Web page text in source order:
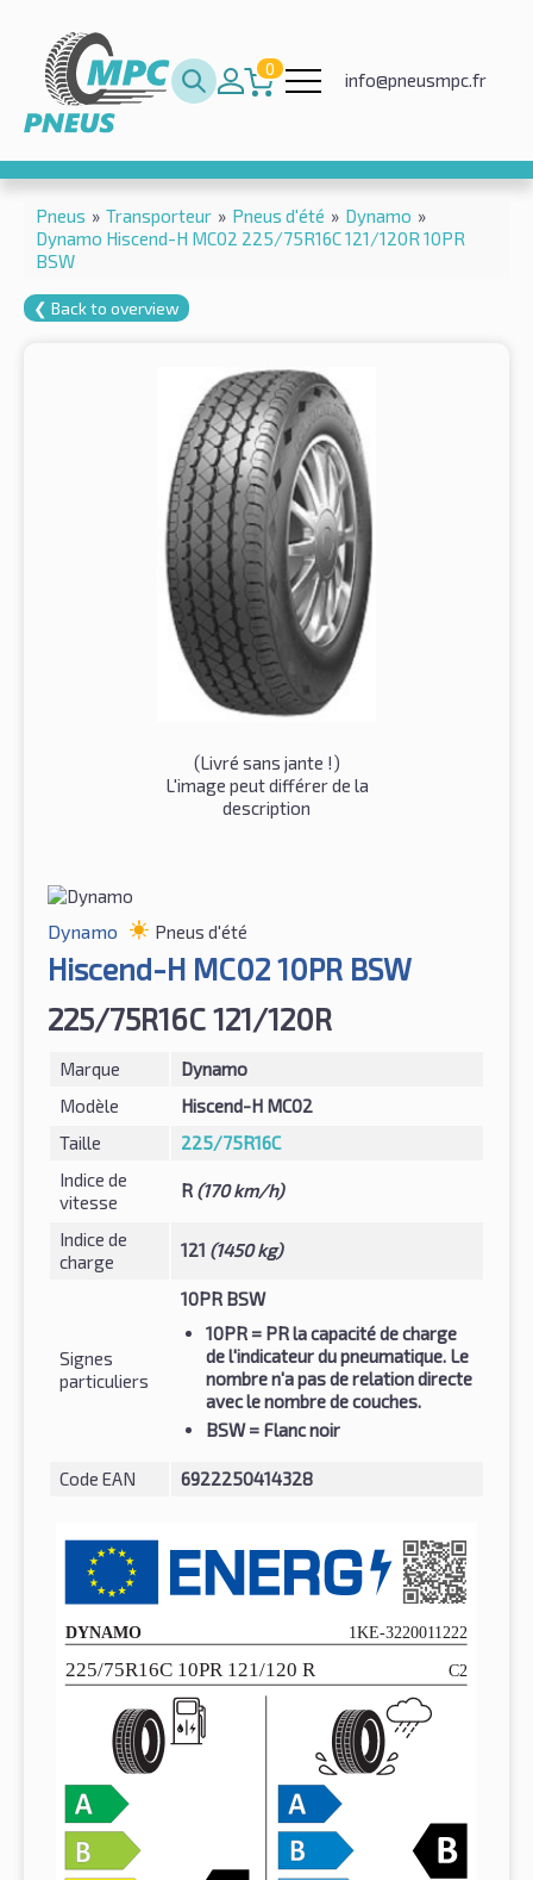
0
info@pneusmpc.fr
Pneus » Transporteur » Pneus d'été » Dynamo »
Dynamo Hiscend-H MC02 225/75R16C 121/120R 10PR
BSW
❮ Back to overview
(Livré sans jante !)
L'image peut différer de la
description
Dynamo Pneus d'été
Hiscend-H MC02 10PR BSW
225/75R16C 121/120R
Marque
Dynamo
Modèle
Hiscend-H MC02
Taille
225/75R16C
Indice de
vitesse
R (170 km/h)
Indice de
charge
121 (1450 kg)
Signes
particuliers
10PR BSW
10PR = PR la capacité de charge
de l'indicateur du pneumatique. Le
nombre n'a pas de relation directe
avec le nombre de couches.
BSW= Flanc noir
Code EAN 6922250414328